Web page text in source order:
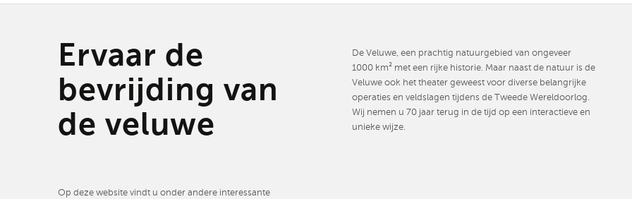
Ervaar de
bevrijding van
de veluwe
De Veluwe, een prachtig natuurgebied van ongeveer
1000 km² met een rijke historie. Maar naast de natuur is de
Veluwe ook het theater geweest voor diverse belangrijke
operaties en veldslagen tijdens de Tweede Wereldoorlog.
Wij nemen u 70 jaar terug in de tijd op een interactieve en
unieke wijze.
Op deze website vindt u onder andere interessante